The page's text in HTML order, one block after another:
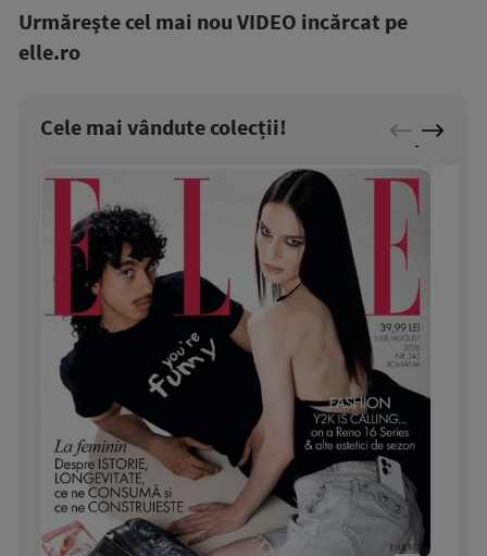
Urmăreşte cel mai nou VIDEO incărcat pe
elle.ro
Cele mai vândute colecții!